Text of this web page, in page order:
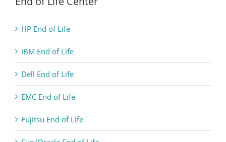
HP End of Life
IBM End of Life
Dell End of Life
EMC End of Life
Fujitsu End of Life